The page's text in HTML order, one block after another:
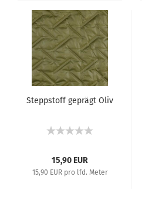
Steppstoff geprägt Oliv
15,90 EUR
15,90 EUR pro lfd. Meter